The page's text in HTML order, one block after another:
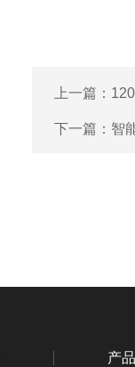
上一篇：
下一篇： 智
产